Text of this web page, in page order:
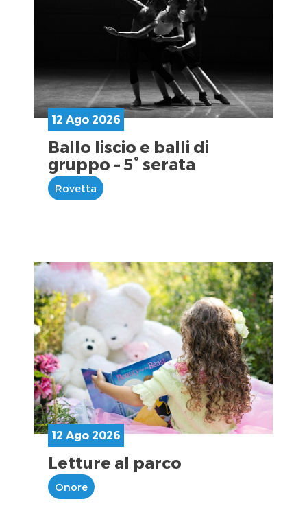
12 Ago 2026
Ballo liscio e balli di
gruppo – 5° serata
Rovetta
12 Ago 2026
Letture al parco
Onore